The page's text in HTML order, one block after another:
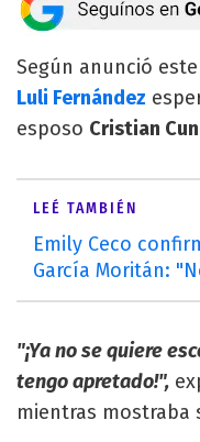
Según anunció
Luli Fernández
esposo Cristian
LEÉ TAMBIÉN
Emily Ceco
García Moritán:
"¡Ya no se quiere
tengo apretado!",
mientras mostraba